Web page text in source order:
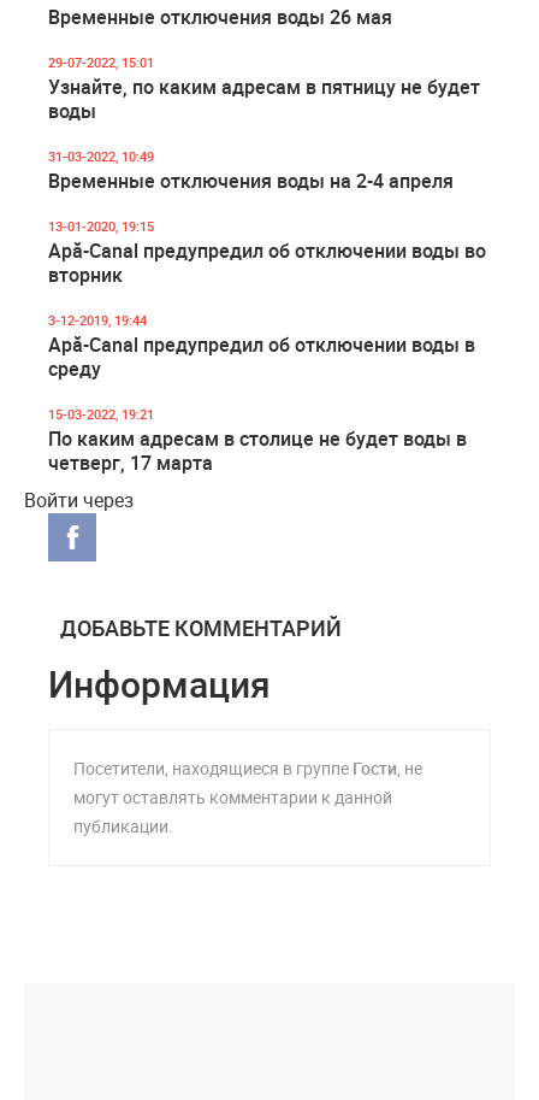
Временные отключения воды 26 мая
29-07-2022, 15:01
Узнайте, по каким адресам в пятницу не будет
воды
31-03-2022, 10:49
Временные отключения воды на 2-4 апреля
13-01-2020, 19:15
Apă-Canal предупредил об отключении воды во
вторник
3-12-2019, 19:44
Apă-Canal предупредил об отключении воды в
среду
15-03-2022, 19:21
По каким адресам в столице не будет воды в
четверг, 17 марта
Войти через
ДОБАВЬТЕ КОММЕНТАРИЙ
Информация
Посетители, находящиеся в группе Гости, не
могут оставлять комментарии к данной
публикации.